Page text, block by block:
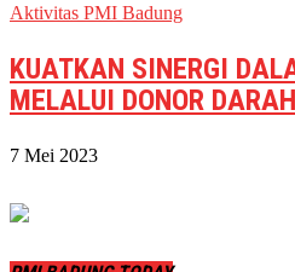
Aktivitas PMI Badung
KUATKAN SINERGI
MELALUI DONOR DARAH
7 Mei 2023